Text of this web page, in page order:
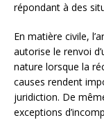
répondant à des
En matière civile,
autorise le renvoi
nature lorsque la
causes rendent
juridiction. De
exceptions